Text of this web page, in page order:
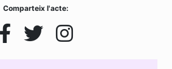
Comparteix l'acte: